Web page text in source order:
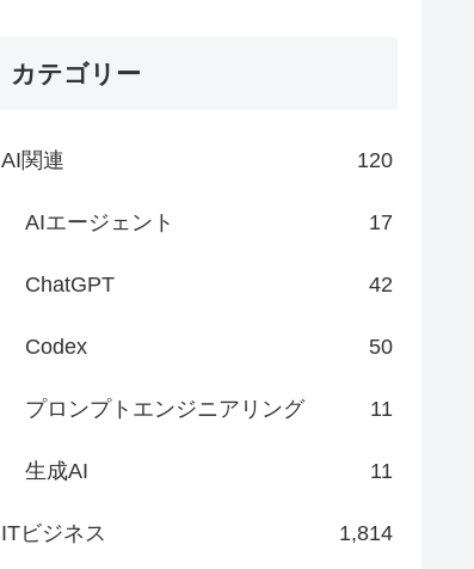
カテゴリー
AI関連 120
AIエージェント 17
ChatGPT 42
Codex 50
プロンプトエンジニアリング 11
生成AI 11
ITビジネス 1,814